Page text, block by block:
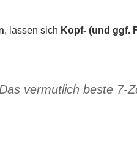
, lassen sich Kopf- (und ggf.
vermutlich beste 7-